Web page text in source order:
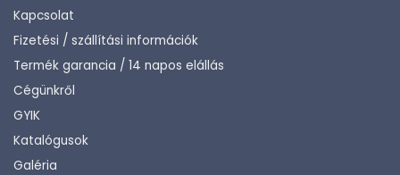
Kapcsolat
Fizetési / szállítási információk
Termék garancia / 14 napos elállás
Cégünkről
GYIK
Katalógusok
Galéria